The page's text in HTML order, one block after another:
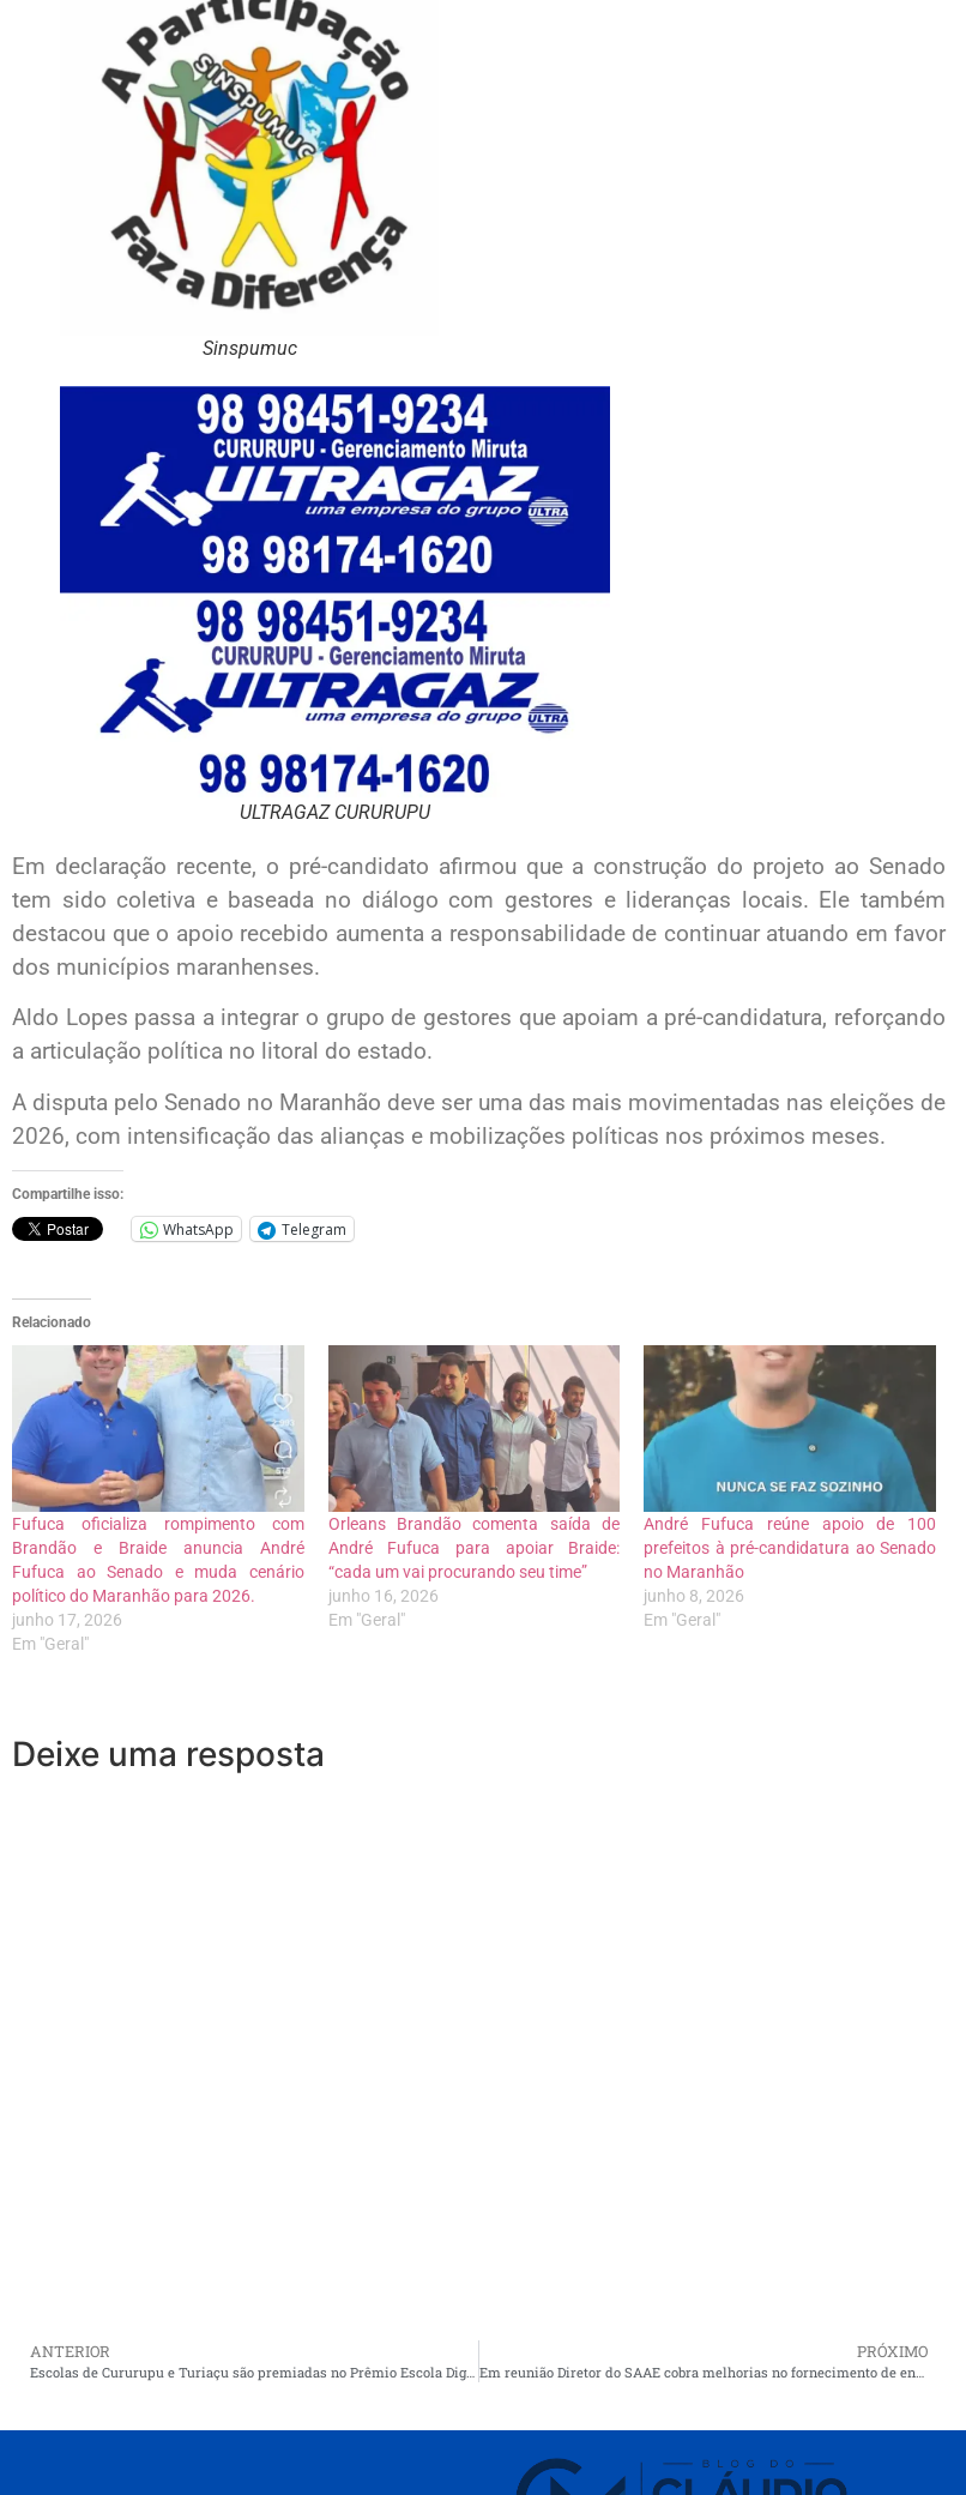
Sinspumuc
ULTRAGAZ CURURUPU
Em declaração recente, o pré-candidato afirmou que a construção do projeto ao Senado
tem sido coletiva e baseada no diálogo com gestores e lideranças locais. Ele também
destacou que o apoio recebido aumenta a responsabilidade de continuar atuando em favor
dos municípios maranhenses.
Aldo Lopes passa a integrar o grupo de gestores que apoiam a pré-candidatura, reforçando
a articulação política no litoral do estado.
A disputa pelo Senado no Maranhão deve ser uma das mais movimentadas nas eleições de
2026, com intensificação das alianças e mobilizações políticas nos próximos meses.
Compartilhe isso:
WhatsApp Telegram
Relacionado
Fufuca oficializa rompimento com
Brandão e Braide anuncia André
Fufuca ao Senado e muda cenário
político do Maranhão para 2026.
junho 17, 2026
Em "Geral"
Orleans Brandão comenta saída de
André Fufuca para apoiar Braide:
“cada um vai procurando seu time”
junho 16, 2026
Em "Geral"
André Fufuca reúne apoio de 100
prefeitos à pré-candidatura ao Senado
no Maranhão
junho 8, 2026
Em "Geral"
Deixe uma resposta
ANTERIOR
Escolas de Cururupu e Turiaçu são premiadas no Prêmio Escola Digna 2025
PRÓXIMO
Em reunião Diretor do SAAE cobra melhorias no fornecimento de energia para Cururupu e região